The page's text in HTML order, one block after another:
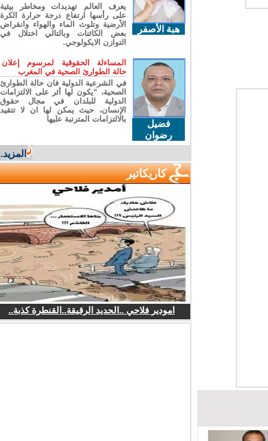
هبة الأصفر
يعرف العالم تهديدات ومخاطر بيئية
على رأسها ارتفاع درجة حرارة الكرة
الأرضية وتلوث الماء والهواء وانقراض
بعض الكائنات وبالتالي اختلال في
التوازن الايكولوجي.
فضيل
رضوان
المساءلة الحقوقية لمرسوم إعلان
حالة الطوارئ الصحية في المغرب
في الشرعية الدولية فان حالة الطوارئ
الصحية، “يكون لها أثر على الالتزامات
الدولية للبلدان في مجال حقوق
الإنسان، حيث يمكن لها ان لا تتقيد
بالالتزامات المترتبة عليها
المزيد...
كاريكاتير
امودير فلاحي ..الحديد الرقيقة..القنطرة كذبة..